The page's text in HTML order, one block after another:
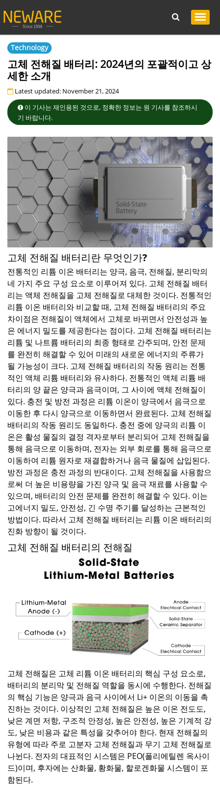
Technology
고체 전해질 배터리: 2024년의 포괄적이고 상
세한 소개
Latest updated: November 21, 2024
이 기사는 재인용된 것으로, 정확한 정보는 원 기사를 참조하시
기 바랍니다.
고체 전해질 배터리란 무엇인가?
전통적인 리튬 이온 배터리는 양극, 음극, 전해질, 분리막의
네 가지 주요 구성 요소로 이루어져 있다. 고체 전해질 배터
리는 액체 전해질을 고체 전해질로 대체한 것이다. 전통적인
리튬 이온 배터리와 비교할 때, 고체 전해질 배터리의 주요
차이점은 전해질이 액체에서 고체로 바뀌면서 안전성과 높
은 에너지 밀도를 제공한다는 점이다. 고체 전해질 배터리는
리튬 및 나트륨 배터리의 최종 형태로 간주되며, 안전 문제
를 완전히 해결할 수 있어 미래의 새로운 에너지의 주류가
될 가능성이 크다. 고체 전해질 배터리의 작동 원리는 전통
적인 액체 리튬 배터리와 유사하다. 전통적인 액체 리튬 배
터리의 양 끝은 양극과 음극이며, 그 사이에 액체 전해질이
있다. 충전 및 방전 과정은 리튬 이온이 양극에서 음극으로
이동한 후 다시 양극으로 이동하면서 완료된다. 고체 전해질
배터리의 작동 원리도 동일하다. 충전 중에 양극의 리튬 이
온은 활성 물질의 결정 격자로부터 분리되어 고체 전해질을
통해 음극으로 이동하며, 전자는 외부 회로를 통해 음극으로
이동하여 리튬 원자로 재결합하거나 음극 물질에 삽입된다.
방전 과정은 충전 과정의 반대이다. 고체 전해질을 사용함으
로써 더 높은 비용량을 가진 양극 및 음극 재료를 사용할 수
있으며, 배터리의 안전 문제를 완전히 해결할 수 있다. 이는
고에너지 밀도, 안전성, 긴 수명 주기를 달성하는 근본적인
방법이다. 따라서 고체 전해질 배터리는 리튬 이온 배터리의
진화 방향이 될 것이다.
고체 전해질 배터리의 전해질
고체 전해질은 고체 리튬 이온 배터리의 핵심 구성 요소로,
배터리의 분리막 및 전해질 역할을 동시에 수행한다. 전해질
의 핵심 기능은 양극과 음극 사이에서 Li+ 이온의 이동을 촉
진하는 것이다. 이상적인 고체 전해질은 높은 이온 전도도,
낮은 계면 저항, 구조적 안정성, 높은 안전성, 높은 기계적 강
도, 낮은 비용과 같은 특성을 갖추어야 한다. 현재 전해질의
유형에 따라 주로 고분자 고체 전해질과 무기 고체 전해질로
나뉜다. 전자의 대표적인 시스템은 PEO(폴리에틸렌 옥사이
드)이며, 후자에는 산화물, 황화물, 할로겐화물 시스템이 포
함된다.